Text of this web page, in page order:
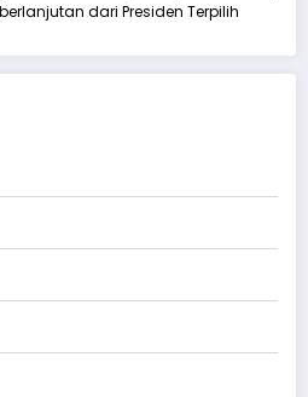
dari Presiden Terpilih